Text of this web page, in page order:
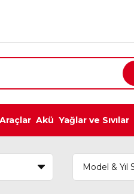
Akü Yağlar ve Sıvılar